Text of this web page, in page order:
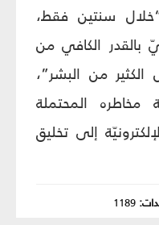
سنتين فقط،
بالقدر الكافي من
من البشر”،
مخاطره المحتملة
إلى تخليق
1189